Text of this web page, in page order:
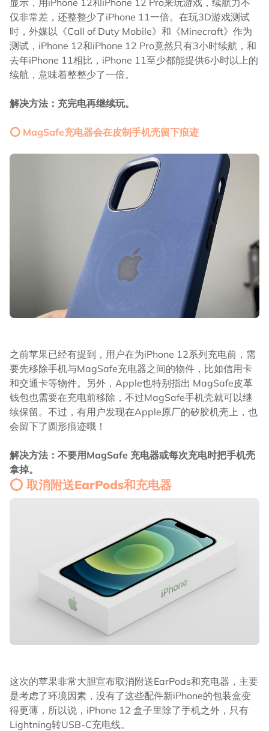
显示，用iPhone 12和iPhone 12 Pro来玩游戏，续航力不
仅非常差，还整整少了iPhone 11一倍。在玩3D游戏测试
时，外媒以《Call of Duty Mobile》和《Minecraft》作为
测试，iPhone 12和iPhone 12 Pro竟然只有3小时续航，和
去年iPhone 11相比，iPhone 11至少都能提供6小时以上的
续航，意味着整整少了一倍。
解决方法：充完电再继续玩。
⭕ MagSafe充电器会在皮制手机壳留下痕迹
之前苹果已经有提到，用户在为iPhone 12系列充电前，需
要先移除手机与MagSafe充电器之间的物件，比如信用卡
和交通卡等物件。另外，Apple也特别指出 MagSafe皮革
钱包也需要在充电前移除，不过MagSafe手机壳就可以继
续保留。不过，有用户发现在Apple原厂的矽胶机壳上，也
会留下了圆形痕迹哦！
解决方法：不要用MagSafe 充电器或每次充电时把手机壳
拿掉。
⭕ 取消附送EarPods和充电器
这次的苹果非常大胆宣布取消附送EarPods和充电器，主要
是考虑了环境因素，没有了这些配件新iPhone的包装盒变
得更薄，所以说，iPhone 12 盒子里除了手机之外，只有
Lightning转USB-C充电线。